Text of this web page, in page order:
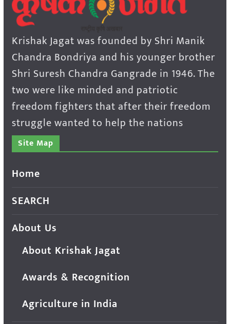
Krishak Jagat was founded by Shri Manik
Chandra Bondriya and his younger brother
Shri Suresh Chandra Gangrade in 1946. The
two were like minded and patriotic
freedom fighters that after their freedom
struggle wanted to help the nations
Site Map
Home
SEARCH
About Us
About Krishak Jagat
Awards & Recognition
Agriculture in India